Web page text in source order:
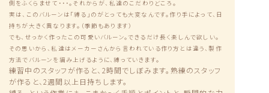
側をふくらませて・・・。それからが、私達のこだわりどころ。
実は、このバルーンは「縛る」のがとっても大変なんです。作り手によって、日
持ちが大きく異なります。（季節もあります）
でも、せっかく作ったこの可愛いバルーン。できるだけ長く楽しんで欲しい。
その思いから、私達はメーカーさんから言われている作り方とは違う、製作
方法でバルーンを編み上げるように、縛っていきます。
練習中のスタッフが作ると、2時間でしぼみます。熟練のスタッフ
が作ると、2週間以上日持ちします。